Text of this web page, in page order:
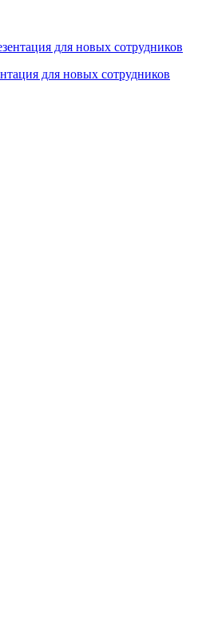
для новых сотрудников